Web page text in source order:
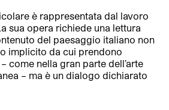
è rappresentata dal lavoro
sua opera richiede una lettura
del paesaggio italiano non
implicito da cui prendono
come nella gran parte dell’arte
– ma è un dialogo dichiarato